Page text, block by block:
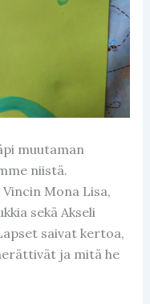
muutaman
niistä.
Mona Lisa,
sekä Akseli
saivat kertoa,
ja mitä he